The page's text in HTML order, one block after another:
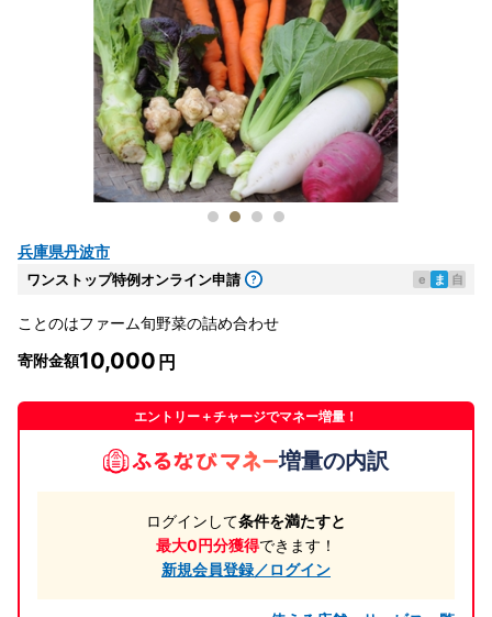
兵庫県丹波市
ワンストップ特例オンライン申請 e ま 自
ことのはファーム旬野菜の詰め合わせ
寄附金額10,000
エントリー＋チャージでマネー増量！
増量の内訳
ログインして条件を満たすと
最大0円分獲得できます！
新規会員登録／ログイン